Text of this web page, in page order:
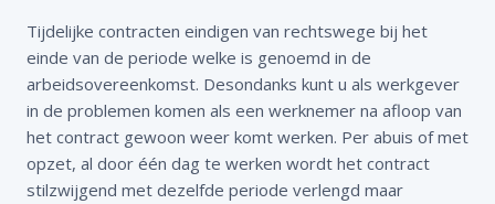
Tijdelijke contracten eindigen van rechtswege bij het
einde van de periode welke is genoemd in de
arbeidsovereenkomst. Desondanks kunt u als werkgever
in de problemen komen als een werknemer na afloop van
het contract gewoon weer komt werken. Per abuis of met
opzet, al door één dag te werken wordt het contract
stilzwijgend met dezelfde periode verlengd maar